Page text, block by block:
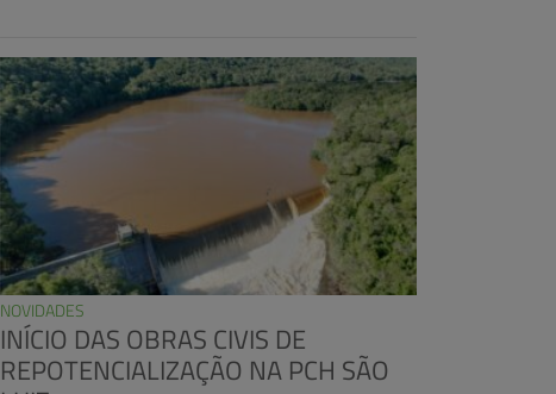
NOVIDADES
INÍCIO DAS OBRAS CIVIS DE
REPOTENCIALIZAÇÃO NA PCH SÃO